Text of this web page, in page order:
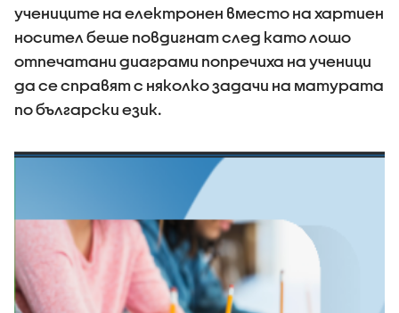
учениците на електронен вместо на хартиен
носител беше повдигнат след като лошо
отпечатани диаграми попречиха на ученици
да се справят с няколко задачи на матурата
по български език.